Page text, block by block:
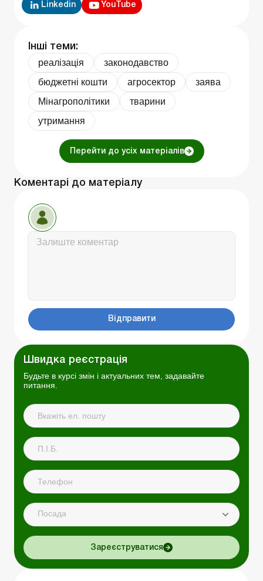
Linkedin YouTube
Інші теми:
реалізація
законодавство
бюджетні кошти
агросектор
заява
Мінагрополітики
тварини
утримання
Перейти до усіх матеріалів
Коментарі до матеріалу
Відправити
Швидка реєстрація
Будьте в курсі змін і актуальних тем, задавайте
питання.
Посада
Зареєструватися